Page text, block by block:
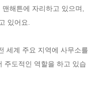
해튼에 자리하고 있으며,
있어요.
세계 주요 지역에 사무소를
주도적인 역할을 하고 있습